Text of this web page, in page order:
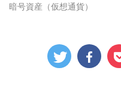
暗号資産（仮想通貨）